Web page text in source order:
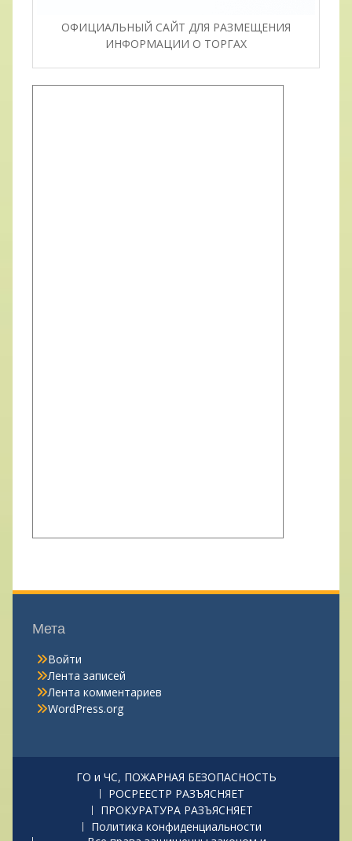
ОФИЦИАЛЬНЫЙ САЙТ ДЛЯ РАЗМЕЩЕНИЯ
ИНФОРМАЦИИ О ТОРГАХ
Мета
Войти
Лента записей
Лента комментариев
WordPress.org
ГО и ЧС, ПОЖАРНАЯ БЕЗОПАСНОСТЬ
РОСРЕЕСТР РАЗЪЯСНЯЕТ
ПРОКУРАТУРА РАЗЪЯСНЯЕТ
Политика конфиденциальности